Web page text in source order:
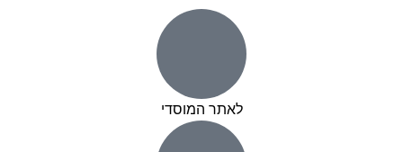
לאתר המוסדי